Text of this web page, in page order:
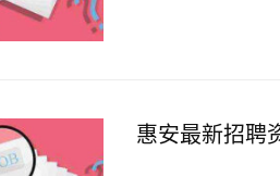
惠安最新招聘